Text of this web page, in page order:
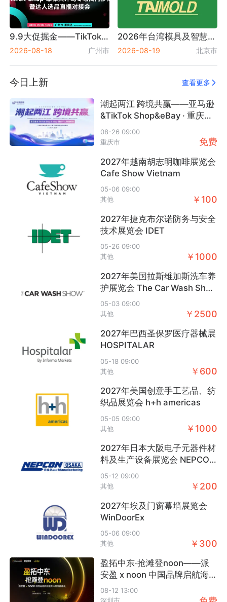
大数跨境生态圈 汇橙商学苑 新商展览
领汇国际展览
活动数：3
+关注
跨境活动一览
活动数：999+
+ 关注
沃森展览
活动数：27
+关注
活动数：15
+关注
活动数：10
+关注
SDS定制选品 活动分享家
活动数：999+
+关注
活动数：34
+关注
郑州新商展览有
限公司
活动数：4
北京企兴展览有
限公司
活动数：2
+关注
三头六臂卖家联
关注
万邑通
活动数：17
+关注
深圳市天诺玺科
技有限公司
活动数：21
+ 关注
跨境电商国际活
动
活动数：70
9.9大促掘金——TikTok Shop菲律宾外岛专场闭门沙龙暨达人选品直播对接会
2026-08-18 广州市
2026年台湾模具及智慧成型设备展览会 Taimold
2026-08-19 北京市
今日上新 查看更多
潮起两江 跨境共赢——亚马逊
&TikTok Shop&eBay · 重庆千
人跨境峰会
08-26 09:00
重庆市
免费
2027年越南胡志明咖啡展览会
Cafe Show Vietnam
05-06 09:00
其他
￥100
2027年捷克布尔诺防务与安全
技术展览会 IDET
05-26 09:00
其他
￥1000
2027年美国拉斯维加斯洗车养
护展览会 The Car Wash Sho
w
05-03 09:00
其他
￥2500
2027年巴西圣保罗医疗器械展
HOSPITALAR
05-18 09:00
其他
￥600
2027年美国创意手工艺品、纺
织品展览会 h+h americas
05-05 09:00
其他
￥1000
2027年日本大阪电子元器件材
料及生产设备展览会 NEPCON
Osaka
05-12 09:00
其他
￥200
2027年埃及门窗幕墙展览会
WinDoorEx
05-06 09:00
其他
￥300
盈拓中东·抢滩登noon——派
安盈 x noon 中国品牌启航海
湾六国招商峰会
08-12 13:00